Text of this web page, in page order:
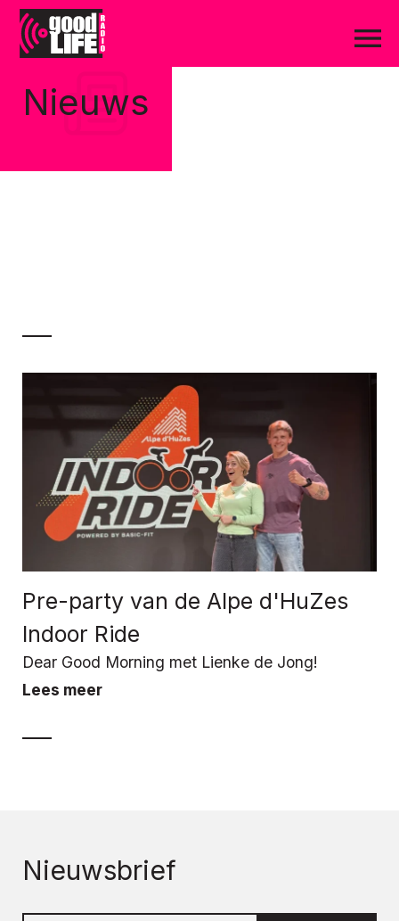
Nieuws
Pre-party van de Alpe d'HuZes
Indoor Ride
Dear Good Morning met Lienke de Jong!
Lees meer
Nieuwsbrief